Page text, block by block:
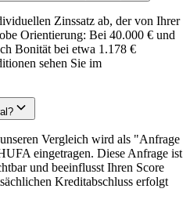
Zinssatz ab, der von Ihrer
Orientierung: Bei 40.000 € und
Bonität bei etwa 1.178 €
sehen Sie im
Vergleich wird als "Anfrage
eingetragen. Diese Anfrage ist
und beeinflusst Ihren Score
Kreditabschluss erfolgt